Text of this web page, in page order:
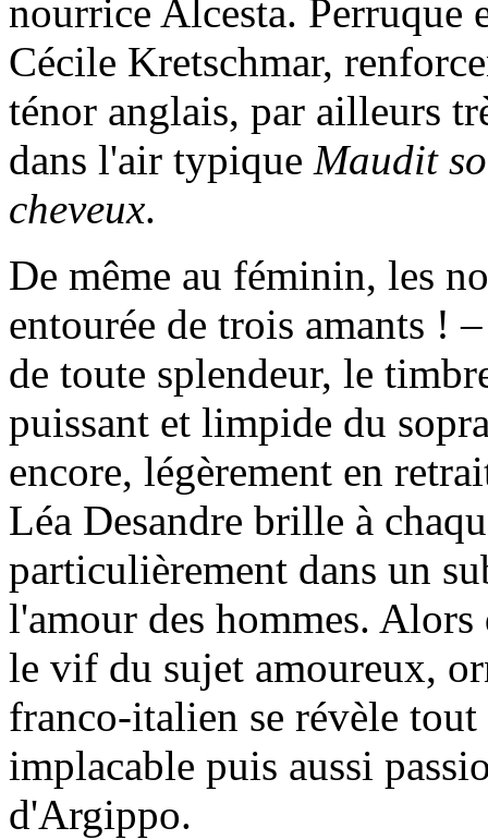
nourrice Alcesta. Perruque
Cécile Kretschmar,
ténor anglais, par ailleurs
dans l'air typique Maudit
cheveux.
De même au féminin, les
entourée de trois amants !
de toute splendeur, le
puissant et limpide du
encore, légèrement en
Léa Desandre brille à
particulièrement dans un
l'amour des hommes.
le vif du sujet amoureux,
franco-italien se révèle
implacable puis aussi
d'Argippo.